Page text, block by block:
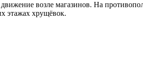
возле магазинов. На
этажах хрущёвок.